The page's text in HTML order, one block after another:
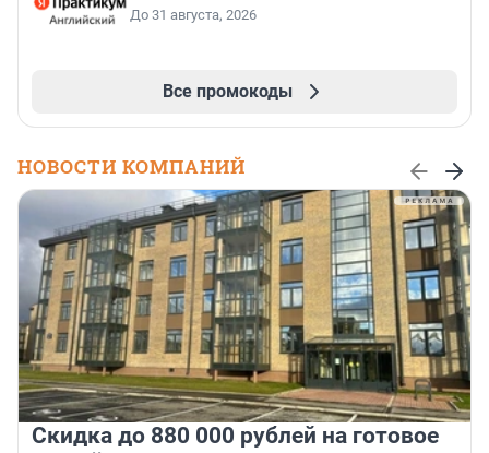
До 31 августа, 2026
Все промокоды
НОВОСТИ КОМПАНИЙ
Скидка до 880 000 рублей на готовое